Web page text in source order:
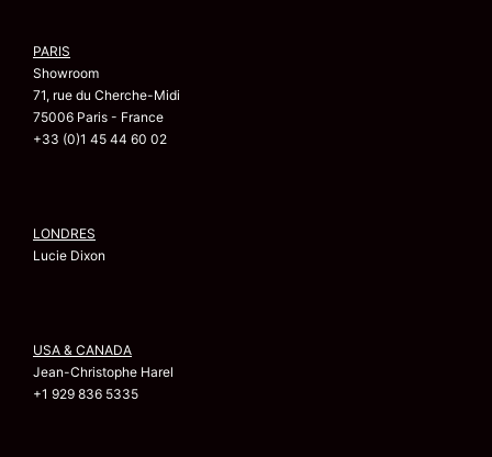
PARIS
Showroom
71, rue du Cherche-Midi
75006 Paris - France
+33 (0)1 45 44 60 02
LONDRES
Lucie Dixon
USA & CANADA
Jean-Christophe Harel
+1 929 836 5335